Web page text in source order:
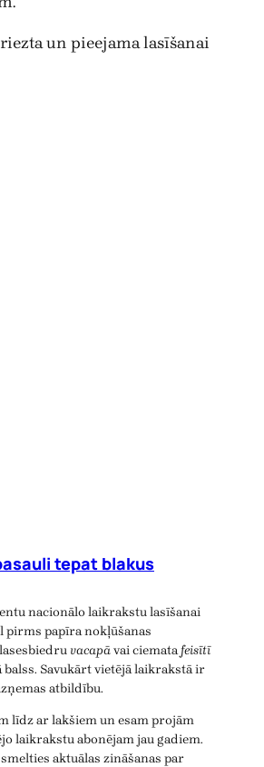
un pieejama lasīšanai
tepat blakus
nacionālo laikrakstu lasīšanai
pirms papīra nokļūšanas
vacapāvai ciematafeisītī
Savukārt vietējā laikrakstā ir
atbildību.
līdz ar lakšiem un esam projām
laikrakstu abonējam jau gadiem.
aktuālas zināšanas par